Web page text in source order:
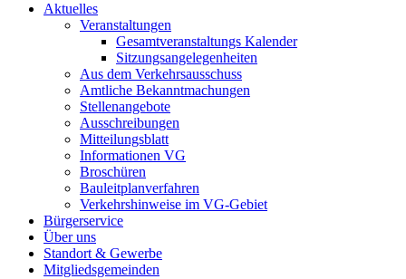
Aktuelles
Veranstaltungen
Gesamtveranstaltungs Kalender
Sitzungsangelegenheiten
Aus dem Verkehrsausschuss
Amtliche Bekanntmachungen
Stellenangebote
Ausschreibungen
Mitteilungsblatt
Informationen VG
Broschüren
Bauleitplanverfahren
Verkehrshinweise im VG-Gebiet
Bürgerservice
Über uns
Standort & Gewerbe
Mitgliedsgemeinden